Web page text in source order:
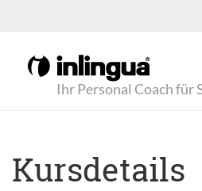
Ihr Personal Coach für
Kursdetails